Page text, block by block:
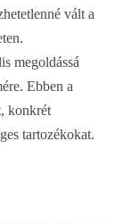
vált a
megoldássá
Ebben a
konkrét
tartozékokat.